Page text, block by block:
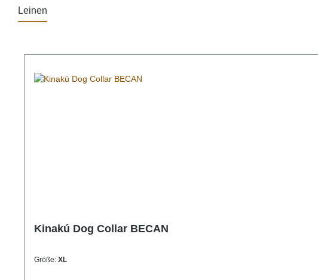
Leinen
Kinakú Dog Collar BECAN
Größe: XL